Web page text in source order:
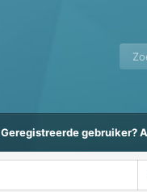
Geregistreerde gebruiker?